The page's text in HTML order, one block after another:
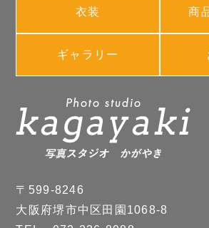
衣装 商
ギャラリー
〒599-8246
大阪府堺市中区田園1068-8